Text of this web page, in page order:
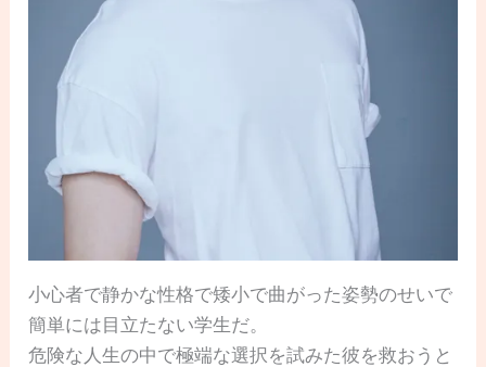
小心者で静かな性格で矮小で曲がった姿勢のせいで
簡単には目立たない学生だ。
危険な人生の中で極端な選択を試みた彼を救おうと